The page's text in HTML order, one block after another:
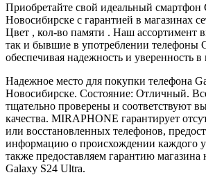
Приобретайте свой идеальный смартфон
Новосибирске с гарантией в магазинах
Цвет , кол-во памяти . Наш ассортимент
так и бывшие в употреблении телефоны
обеспечивая надежность и уверенность
Надежное место для покупки телефона
Новосибирске. Состояние: Отличный.
тщательно проверены и соответствуют
качества. MIRAPHONE гарантирует
или восстановленных телефонов,
информацию о происхождении каждого
также предоставляем гарантию магазина
Galaxy S24 Ultra.